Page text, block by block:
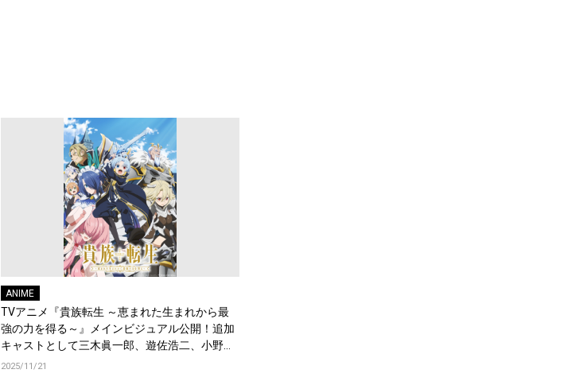
ANIME
TVアニメ『貴族転生 ～恵まれた生まれから最
強の力を得る～』メインビジュアル公開！追加
キャストとして三木眞一郎、遊佐浩二、小野大
輔、河西健吾が決定！コメントも到着！
2025/11/21